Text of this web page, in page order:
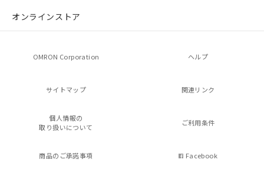
オンラインストア
OMRON Corporation ヘルプ
サイトマップ 関連リンク
個人情報の
取り扱いについて
ご利用条件
商品のご承諾事項 Facebook